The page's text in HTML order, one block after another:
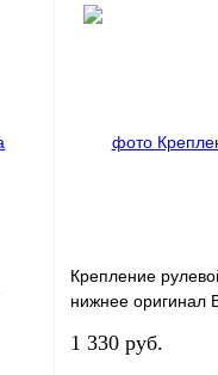
В избранное
Крепление
нижнее оригинал
1 330 руб.